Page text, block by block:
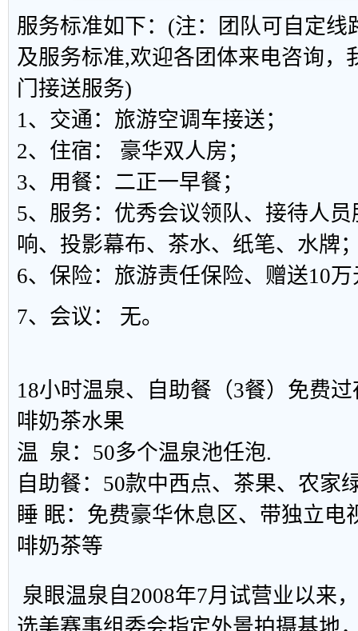
服务标准如下：(注：团队可自定线
及服务标准,欢迎各团体来电咨询，
门接送服务)
1、交通：旅游空调车接送；
2、住宿： 豪华双人房；
3、用餐：二正一早餐；
5、服务：优秀会议领队、接待人
响、投影幕布、茶水、纸笔、水牌
6、保险：旅游责任保险、赠送10
7、会议： 无。
18小时温泉、自助餐（3餐）免费
啡奶茶水果
温 泉：50多个温泉池任泡.
自助餐：50款中西点、茶果、农家
睡 眠：免费豪华休息区、带独立电
啡奶茶等
泉眼温泉自2008年7月试营业以来